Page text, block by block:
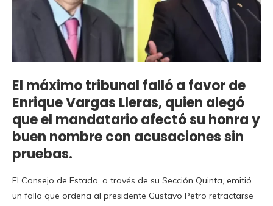
El máximo tribunal falló a favor de
Enrique Vargas Lleras, quien alegó
que el mandatario afectó su honra y
buen nombre con acusaciones sin
pruebas.
El Consejo de Estado, a través de su Sección Quinta, emitió
un fallo que ordena al presidente Gustavo Petro retractarse